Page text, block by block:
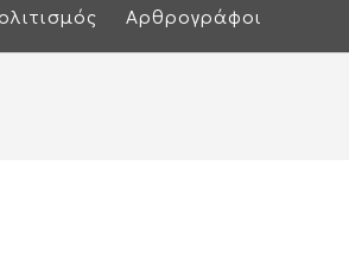
Αρθρογράφοι